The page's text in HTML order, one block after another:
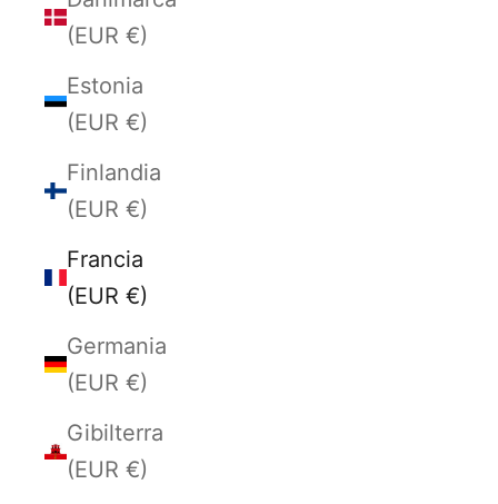
(EUR €)
Estonia
(EUR €)
Finlandia
(EUR €)
Francia
(EUR €)
Germania
(EUR €)
Gibilterra
(EUR €)